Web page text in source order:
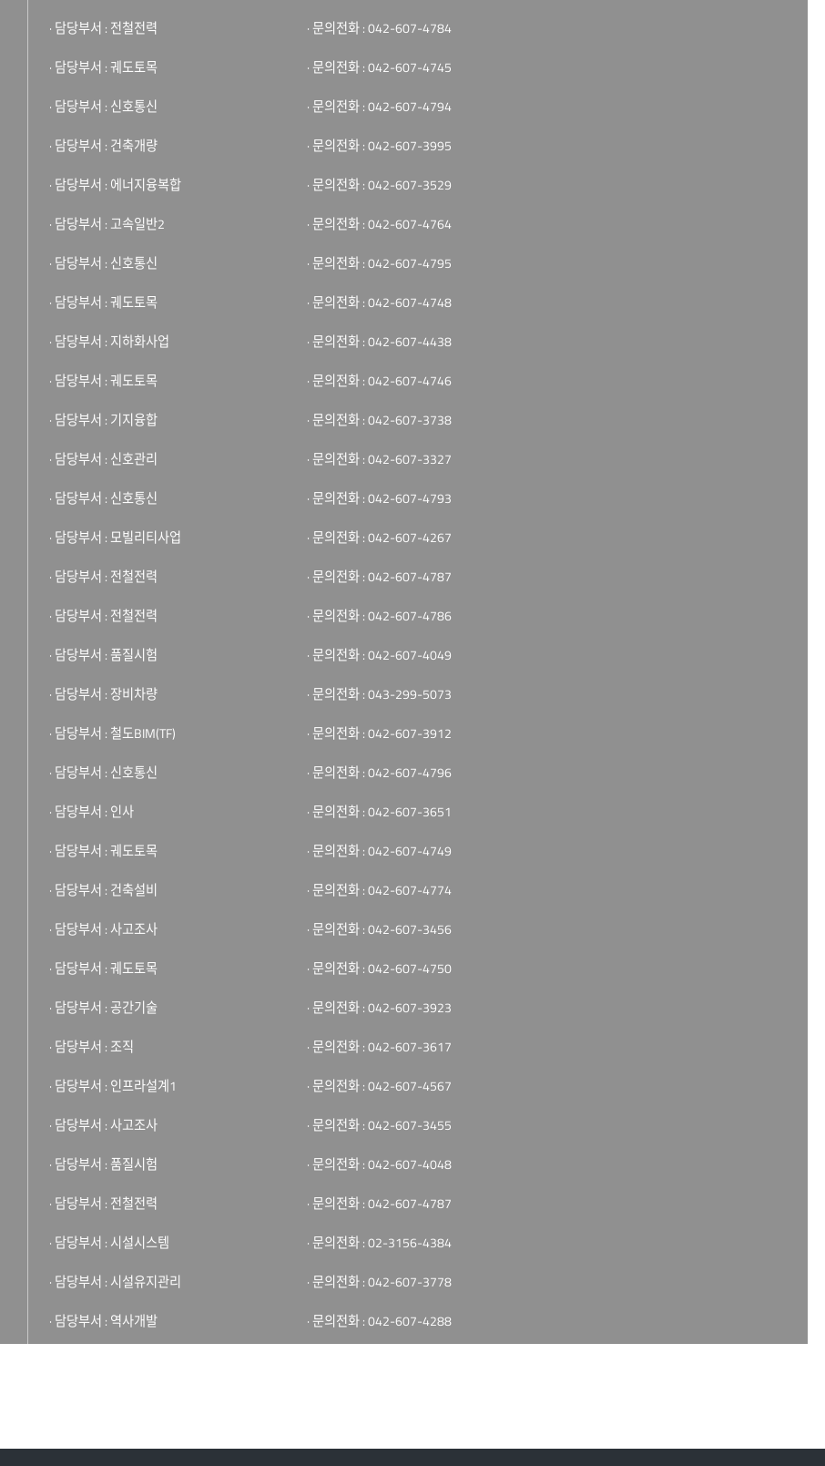
· 담당부서 : 전철전력
· 문의전화 : 042-607-4784
· 담당부서 : 궤도토목
· 문의전화 : 042-607-4745
· 담당부서 : 신호통신
· 문의전화 : 042-607-4794
· 담당부서 : 건축개량
· 문의전화 : 042-607-3995
· 담당부서 : 에너지융복합
· 문의전화 : 042-607-3529
· 담당부서 : 고속일반2
· 문의전화 : 042-607-4764
· 담당부서 : 신호통신
· 문의전화 : 042-607-4795
· 담당부서 : 궤도토목
· 문의전화 : 042-607-4748
· 담당부서 : 지하화사업
· 문의전화 : 042-607-4438
· 담당부서 : 궤도토목
· 문의전화 : 042-607-4746
· 담당부서 : 기지융합
· 문의전화 : 042-607-3738
· 담당부서 : 신호관리
· 문의전화 : 042-607-3327
· 담당부서 : 신호통신
· 문의전화 : 042-607-4793
· 담당부서 : 모빌리티사업
· 문의전화 : 042-607-4267
· 담당부서 : 전철전력
· 문의전화 : 042-607-4787
· 담당부서 : 전철전력
· 문의전화 : 042-607-4786
· 담당부서 : 품질시험
· 문의전화 : 042-607-4049
· 담당부서 : 장비차량
· 문의전화 : 043-299-5073
· 담당부서 : 철도BIM(TF)
· 문의전화 : 042-607-3912
· 담당부서 : 신호통신
· 문의전화 : 042-607-4796
· 담당부서 : 인사
· 문의전화 : 042-607-3651
· 담당부서 : 궤도토목
· 문의전화 : 042-607-4749
· 담당부서 : 건축설비
· 문의전화 : 042-607-4774
· 담당부서 : 사고조사
· 문의전화 : 042-607-3456
· 담당부서 : 궤도토목
· 문의전화 : 042-607-4750
· 담당부서 : 공간기술
· 문의전화 : 042-607-3923
· 담당부서 : 조직
· 문의전화 : 042-607-3617
· 담당부서 : 인프라설계1
· 문의전화 : 042-607-4567
· 담당부서 : 사고조사
· 문의전화 : 042-607-3455
· 담당부서 : 품질시험
· 문의전화 : 042-607-4048
· 담당부서 : 전철전력
· 문의전화 : 042-607-4787
· 담당부서 : 시설시스템
· 문의전화 : 02-3156-4384
· 담당부서 : 시설유지관리
· 문의전화 : 042-607-3778
· 담당부서 : 역사개발 · 문의전화 : 042-607-4288